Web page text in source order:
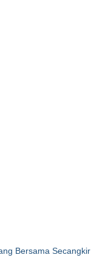
Bersama Secangkir